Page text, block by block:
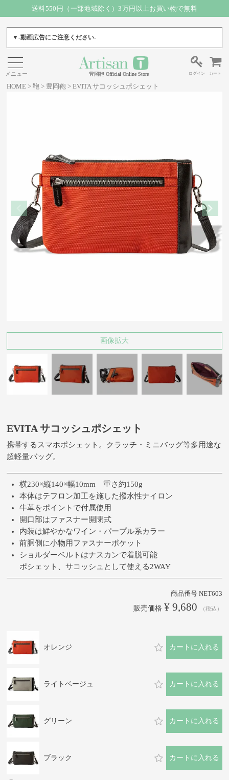
送料550円（一部地域除く）3万円以上お買い物で無料
▼-動画広告にご注意ください-
豊岡鞄 Official Online Store ログイン カート
HOME 鞄 豊岡鞄 EVITA サコッシュポシェット
画像拡大
EVITA サコッシュポシェット
携帯するスマホポシェット。クラッチ・ミニバッグ等多用途な
超軽量バッグ。
横230×縦140×幅10mm 重さ約150g
本体はテフロン加工を施した撥水性ナイロン
牛革をポイントで付属使用
開口部はファスナー開閉式
内装は鮮やかなワイン・パープル系カラー
前胴側に小物用ファスナーポケット
ショルダーベルトはナスカンで着脱可能
ポシェット、サコッシュとして使える2WAY
商品番号 NET603
販売価格 ¥ 9,680 税込
オレンジ カートに入れる
ライトベージュ カートに入れる
グリーン カートに入れる
ブラック カートに入れる